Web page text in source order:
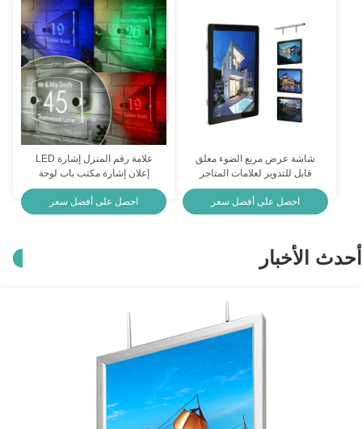
شاشة عرض مربع الضوء معلق
قابل للتدوير لعلامات المتاجر
القوائم الصور
احصل على أفضل سعر
علامة رقم المنزل إشارة LED
إعلان إشارة مكتب باب لوحة
فندق باب
احصل على أفضل سعر
أحدث الأخبار